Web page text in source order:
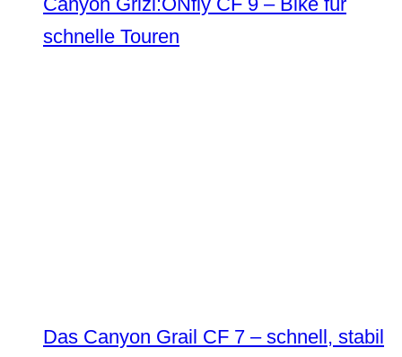
schnelle Touren
Das Canyon Grail CF 7 – schnell, stabil